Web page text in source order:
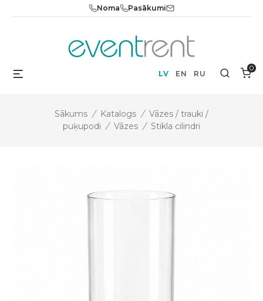
Noma Pasākumi
LV EN RU Search
0
Sākums / Katalogs / Vāzes / trauki /
puķupodi / Vāzes / Stikla cilindri